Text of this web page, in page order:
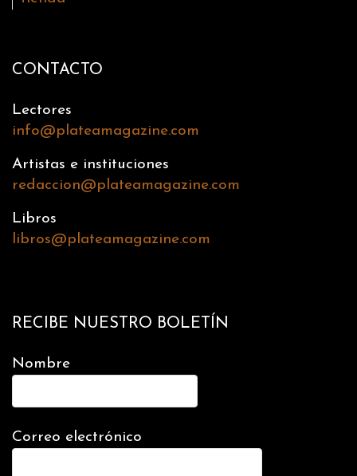
CONTACTO
Lectores
info@plateamagazine.com
Artistas e instituciones
redaccion@plateamagazine.com
Libros
libros@plateamagazine.com
RECIBE NUESTRO BOLETÍN
Nombre
Correo electrónico